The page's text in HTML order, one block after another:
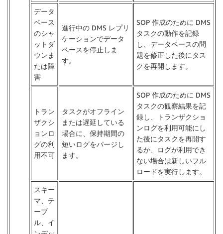
データ
ベース
のシャ
ットダ
ウンま
たは障
害
進行中の DMS レプリ
ケーションでデータ
ベースを停止しま
す。
SOP 作成のために DMS
タスクの動作を記録
し、データベースの問
題を修正した後にタス
クを再開します。
トラン
ザクシ
ョンロ
グの利
用不可
タスクがオフライン
または遅延している
場合に、保持期間の
短いログをパージし
ます。
SOP 作成のために DMS
タスクの観察結果を記
録し、トランザクショ
ンログを利用可能にし
た後にタスクを再開す
るか、ログが利用でき
ない場合は新しいフル
ロードを実行します。
スキー
マ、テ
ーブ
ル、イ